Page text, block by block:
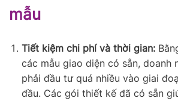
mẫu
Tiết kiệm chi phí và thời gian:
các mẫu giao diện có sẵn, doanh
phải đầu tư quá nhiều vào giai
đầu. Các gói thiết kế đã có sẵn